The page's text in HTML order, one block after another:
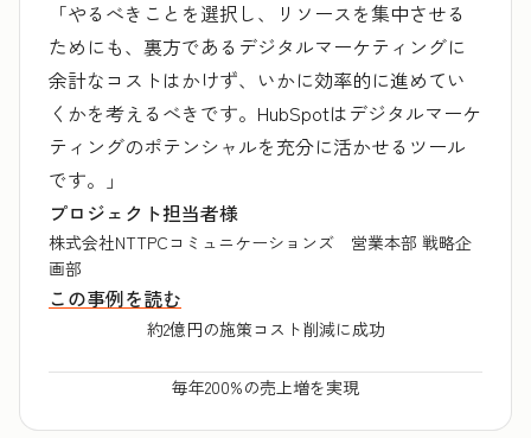
「やるべきことを選択し、リソースを集中させる
ためにも、裏方であるデジタルマーケティングに
余計なコストはかけず、いかに効率的に進めてい
くかを考えるべきです。HubSpotはデジタルマーケ
ティングのポテンシャルを充分に活かせるツール
です。」
プロジェクト担当者様
株式会社NTTPCコミュニケーションズ 営業本部 戦略企
画部
この事例を読む
約2億円の施策コスト削減に成功
毎年200%の売上増を実現